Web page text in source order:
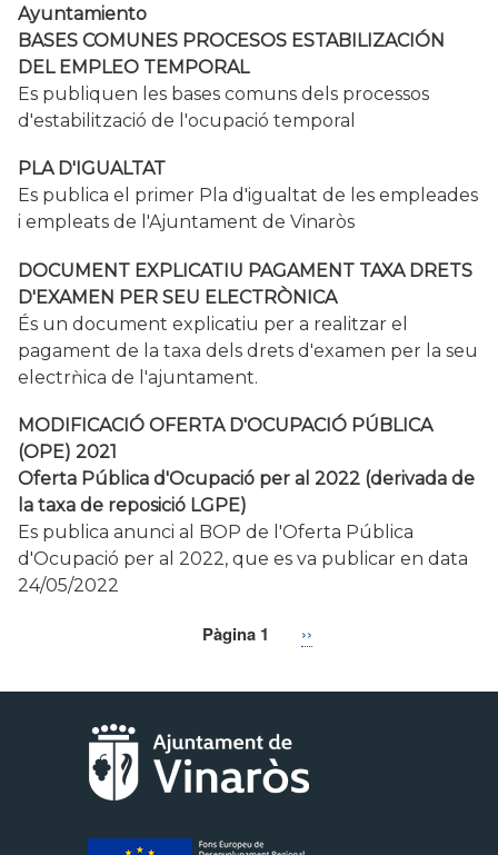
Ayuntamiento
BASES COMUNES PROCESOS ESTABILIZACIÓN
DEL EMPLEO TEMPORAL
Es publiquen les bases comuns dels processos
d'estabilització de l'ocupació temporal
PLA D'IGUALTAT
Es publica el primer Pla d'igualtat de les empleades
i empleats de l'Ajuntament de Vinaròs
DOCUMENT EXPLICATIU PAGAMENT TAXA DRETS
D'EXAMEN PER SEU ELECTRÒNICA
És un document explicatiu per a realitzar el
pagament de la taxa dels drets d'examen per la seu
electrǹica de l'ajuntament.
MODIFICACIÓ OFERTA D'OCUPACIÓ PÚBLICA
(OPE) 2021
Oferta Pública d'Ocupació per al 2022 (derivada de
la taxa de reposició LGPE)
Es publica anunci al BOP de l'Oferta Pública
d'Ocupació per al 2022, que es va publicar en data
24/05/2022
Pàgina 1
Pàgina
››